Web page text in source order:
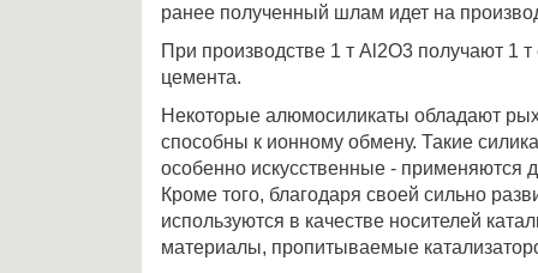
ранее полученный шлам идет на
При производстве 1 т Al2O3 получают 1 т
цемента.
Некоторые алюмосиликаты обладают
способны к ионному обмену. Такие
особенно искусственные - применяются
Кроме того, благодаря своей сильно
используются в качестве носителей
материалы, пропитываемые